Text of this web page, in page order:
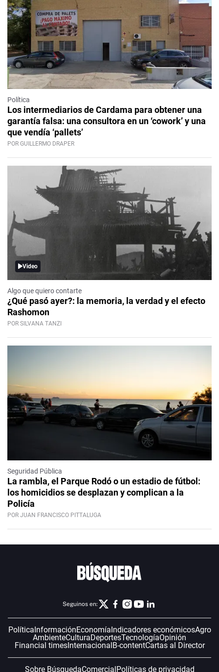
Política
Los intermediarios de Cardama para obtener una
garantía falsa: una consultora en un ‘cowork’ y una
que vendía ‘pallets’
POR GUILLERMO DRAPER
Video
Algo que quiero contarte
¿Qué pasó ayer?: la memoria, la verdad y el efecto
Rashomon
POR SILVANA TANZI
Seguridad Pública
La rambla, el Parque Rodó o un estadio de fútbol:
los homicidios se desplazan y complican a la
Policía
POR JUAN FRANCISCO PITTALUGA
Seguinos en:
PolíticaInformaciónEconomíaIndicadores económicosAgro
AmbienteCulturaDeportesTecnologíaOpinión
Financial timesInternacionalB-contentCartas al Director
Sobre BúsquedaComercialPolíticas de privacidad